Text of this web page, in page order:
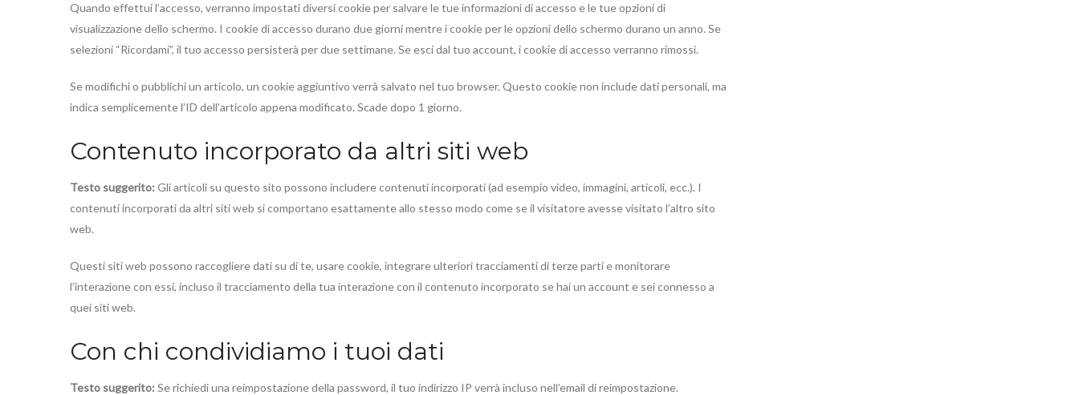
Quando effettui l’accesso, verranno impostati diversi cookie per salvare le tue informazioni di accesso e le tue opzioni di
visualizzazione dello schermo. I cookie di accesso durano due giorni mentre i cookie per le opzioni dello schermo durano un anno. Se
selezioni “Ricordami”, il tuo accesso persisterà per due settimane. Se esci dal tuo account, i cookie di accesso verranno rimossi.
Se modifichi o pubblichi un articolo, un cookie aggiuntivo verrà salvato nel tuo browser. Questo cookie non include dati personali, ma
indica semplicemente l’ID dell’articolo appena modificato. Scade dopo 1 giorno.
Contenuto incorporato da altri siti web
Testo suggerito: Gli articoli su questo sito possono includere contenuti incorporati (ad esempio video, immagini, articoli, ecc.). I
contenuti incorporati da altri siti web si comportano esattamente allo stesso modo come se il visitatore avesse visitato l’altro sito
web.
Questi siti web possono raccogliere dati su di te, usare cookie, integrare ulteriori tracciamenti di terze parti e monitorare
l’interazione con essi, incluso il tracciamento della tua interazione con il contenuto incorporato se hai un account e sei connesso a
quei siti web.
Con chi condividiamo i tuoi dati
Testo suggerito: Se richiedi una reimpostazione della password, il tuo indirizzo IP verrà incluso nell’email di reimpostazione.